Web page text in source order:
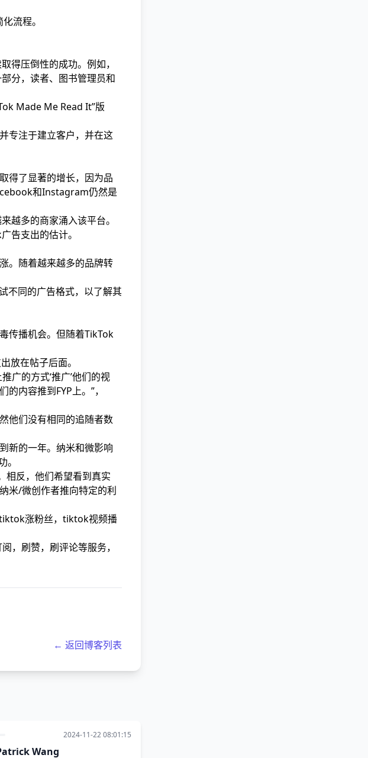
流程。
得压倒性的成功。例如，
分，读者、图书管理员和
Made Me Read It”版
专注于建立客户，并在这
得了显著的增长，因为品
和Instagram仍然是
越多的商家涌入该平台。
告支出的估计。
。随着越来越多的品牌转
不同的广告格式，以了解其
传播机会。但随着TikTok
放在帖子后面。
广的方式‘推广’他们的视
内容推到FYP上。”，
他们没有相同的追随者数
新的一年。纳米和微影响
相反，他们希望看到真实
米/微创作者推向特定的利
涨粉丝，tiktok视频播
刷赞，刷评论等服务，
← 返回博客列表
2024-11-22 08:01:15
Wang